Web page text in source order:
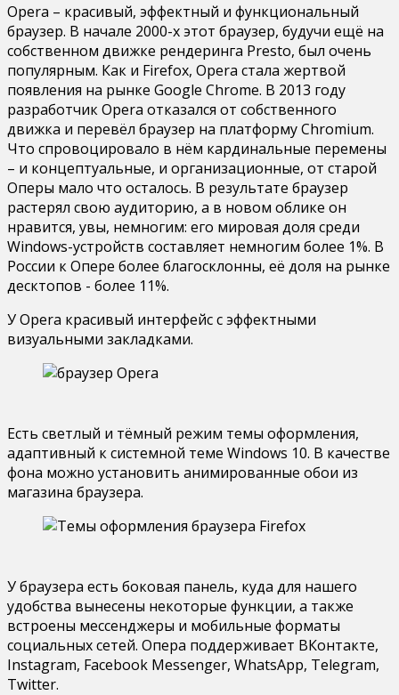
Opera – красивый, эффектный и функциональный
браузер. В начале 2000-х этот браузер, будучи ещё на
собственном движке рендеринга Presto, был очень
популярным. Как и Firefox, Opera стала жертвой
появления на рынке Google Chrome. В 2013 году
разработчик Opera отказался от собственного
движка и перевёл браузер на платформу Chromium.
Что спровоцировало в нём кардинальные перемены
– и концептуальные, и организационные, от старой
Оперы мало что осталось. В результате браузер
растерял свою аудиторию, а в новом облике он
нравится, увы, немногим: его мировая доля среди
Windows-устройств составляет немногим более 1%. В
России к Опере более благосклонны, её доля на рынке
десктопов - более 11%.
У Opera красивый интерфейс с эффектными
визуальными закладками.
Есть светлый и тёмный режим темы оформления,
адаптивный к системной теме Windows 10. В качестве
фона можно установить анимированные обои из
магазина браузера.
У браузера есть боковая панель, куда для нашего
удобства вынесены некоторые функции, а также
встроены мессенджеры и мобильные форматы
социальных сетей. Опера поддерживает ВКонтакте,
Instagram, Facebook Messenger, WhatsApp, Telegram,
Twitter.